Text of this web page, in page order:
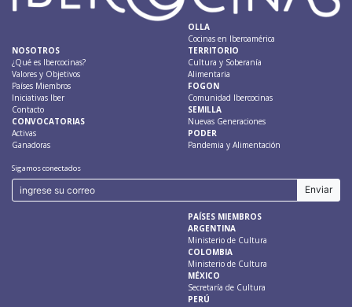
NOSOTROS
¿Qué es Ibercocinas?
Valores y Objetivos
Países Miembros
Iniciativas Iber
Contacto
CONVOCATORIAS
Activas
Ganadoras
OLLA
Cocinas en Iberoamérica
TERRITORIO
Cultura y Soberanía
Alimentaria
FOGON
Comunidad Ibercocinas
SEMILLA
Nuevas Generaciones
PODER
Pandemia y Alimentación
Sigamos conectados
PAÍSES MIEMBROS
ARGENTINA
Ministerio de Cultura
COLOMBIA
Ministerio de Cultura
MÉXICO
Secretaría de Cultura
PERÚ